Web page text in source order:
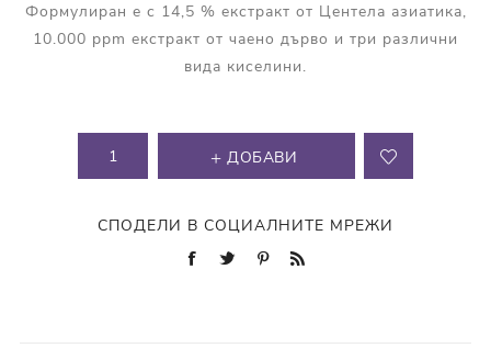
Формулиран е с 14,5 % екстракт от Центела азиатика,
10.000 ppm екстракт от чаено дърво и три различни
вида киселини.
ДОБАВИ
СПОДЕЛИ В СОЦИАЛНИТЕ МРЕЖИ